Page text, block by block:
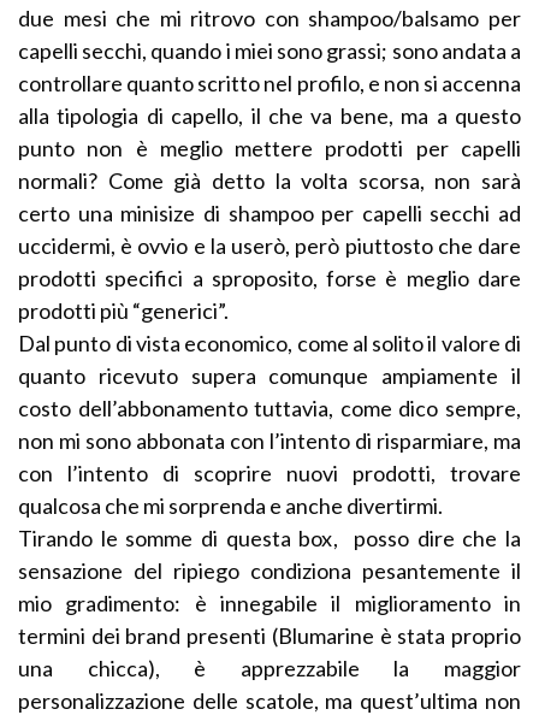
due mesi che mi ritrovo con shampoo/balsamo per
capelli secchi, quando i miei sono grassi; sono andata a
controllare quanto scritto nel profilo, e non si accenna
alla tipologia di capello, il che va bene, ma a questo
punto non è meglio mettere prodotti per capelli
normali? Come già detto la volta scorsa, non sarà
certo una minisize di shampoo per capelli secchi ad
uccidermi, è ovvio e la userò, però piuttosto che dare
prodotti specifici a sproposito, forse è meglio dare
prodotti più “generici”.
Dal punto di vista economico, come al solito il valore di
quanto ricevuto supera comunque ampiamente il
costo dell’abbonamento tuttavia, come dico sempre,
non mi sono abbonata con l’intento di risparmiare, ma
con l’intento di scoprire nuovi prodotti, trovare
qualcosa che mi sorprenda e anche divertirmi.
Tirando le somme di questa box, posso dire che la
sensazione del ripiego condiziona pesantemente il
mio gradimento: è innegabile il miglioramento in
termini dei brand presenti (Blumarine è stata proprio
una chicca), è apprezzabile la maggior
personalizzazione delle scatole, ma quest’ultima non